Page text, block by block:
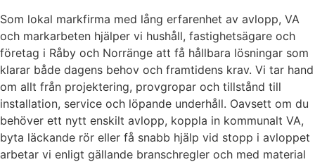
Som lokal markfirma med lång erfarenhet av avlopp, VA
och markarbeten hjälper vi hushåll, fastighetsägare och
företag i Råby och Norränge att få hållbara lösningar som
klarar både dagens behov och framtidens krav. Vi tar hand
om allt från projektering, provgropar och tillstånd till
installation, service och löpande underhåll. Oavsett om du
behöver ett nytt enskilt avlopp, koppla in kommunalt VA,
byta läckande rör eller få snabb hjälp vid stopp i avloppet
arbetar vi enligt gällande branschregler och med material